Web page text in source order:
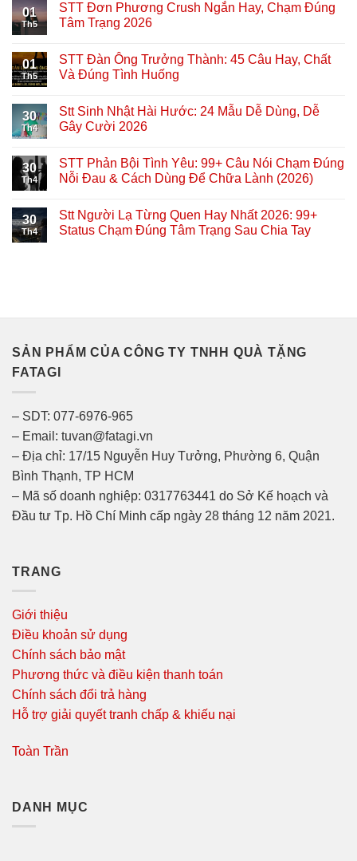
01
Th5
STT Đơn Phương Crush Ngắn Hay, Chạm Đúng
Tâm Trạng 2026
01
Th5
STT Đàn Ông Trưởng Thành: 45 Câu Hay, Chất
Và Đúng Tình Huống
30
Th4
Stt Sinh Nhật Hài Hước: 24 Mẫu Dễ Dùng, Dễ
Gây Cười 2026
30
Th4
STT Phản Bội Tình Yêu: 99+ Câu Nói Chạm Đúng
Nỗi Đau & Cách Dùng Để Chữa Lành (2026)
30
Th4
Stt Người Lạ Từng Quen Hay Nhất 2026: 99+
Status Chạm Đúng Tâm Trạng Sau Chia Tay
SẢN PHẨM CỦA CÔNG TY TNHH QUÀ TẶNG
FATAGI
– SDT: 077-6976-965
– Email: tuvan@fatagi.vn
– Địa chỉ: 17/15 Nguyễn Huy Tưởng, Phường 6, Quận
Bình Thạnh, TP HCM
– Mã số doanh nghiệp: 0317763441 do Sở Kế hoạch và
Đầu tư Tp. Hồ Chí Minh cấp ngày 28 tháng 12 năm 2021.
TRANG
Giới thiệu
Điều khoản sử dụng
Chính sách bảo mật
Phương thức và điều kiện thanh toán
Chính sách đổi trả hàng
Hỗ trợ giải quyết tranh chấp & khiếu nại
Toàn Trần
DANH MỤC